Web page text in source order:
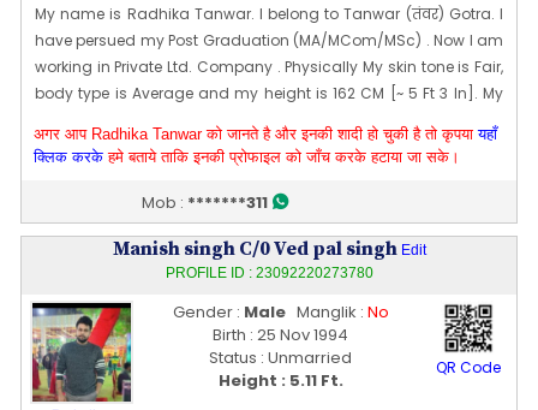
My name is Radhika Tanwar. I belong to Tanwar (तंवर) Gotra. I
have persued my Post Graduation (MA/MCom/MSc) . Now I am
working in Private Ltd. Company . Physically My skin tone is Fair,
body type is Average and my height is 162 CM [~ 5 Ft 3 In]. My
Edit Profile
अगर आप Radhika Tanwar को जानते है और इनकी शादी हो चुकी है तो कृपयायहाँ
क्लिक करकेहमे बताये ताकि इनकी प्रोफाइल को जाँच करके हटाया जा सके।
Mob : *******311
Manish singh C/0 Ved pal singh Edit
PROFILE ID : 23092220273780
Gender : MaleManglik : No
Birth : 25 Nov 1994
Status : Unmarried
Height : 5.11 Ft.
QR Code